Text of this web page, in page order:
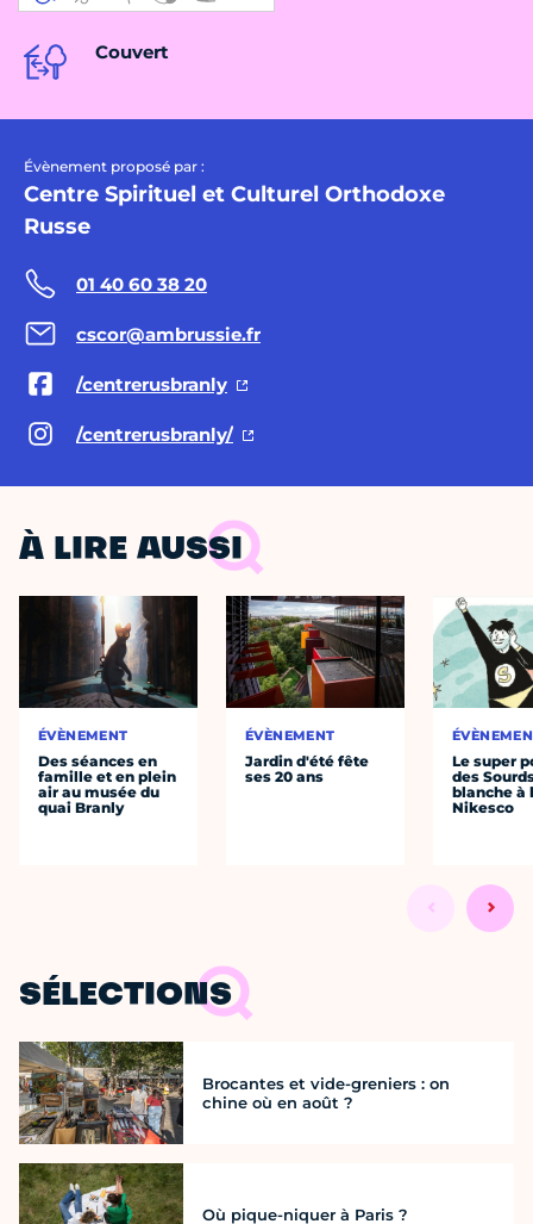
Couvert
Évènement proposé par :
Centre Spirituel et Culturel Orthodoxe
Russe
01 40 60 38 20
cscor@ambrussie.fr
/centrerusbranly
/centrerusbranly/
À LIRE AUSSI
ÉVÈNEMENT
Des séances en
famille et en plein
air au musée du
quai Branly
ÉVÈNEMENT
Jardin d'été fête
ses 20 ans
Le super
des
blanche à
Nikesco
SÉLECTIONS
Brocantes et vide-greniers : on
chine où en août ?
Où pique-niquer à Paris ?